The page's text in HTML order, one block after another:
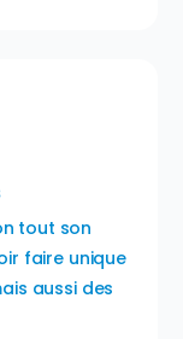
tout son
faire unique
aussi des